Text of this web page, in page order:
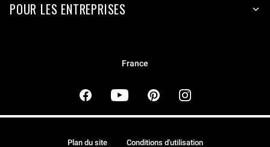
POUR LES ENTREPRISES
France
Plan du site Conditions d'utilisation